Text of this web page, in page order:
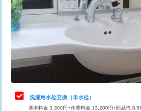
※給水管工事は20mmまでの価格です。
給水管工事※（塩ビ管（VP・HI）使
用/3ｍまで)
給水管工事※（塩ビ管（VP・HI）使
用（追加）/3ｍ超え)
給水管工事※（ライニング鋼管・銅
管・ポリ管・HT管使用/3ｍまで)
給水管工事※（ライニング鋼管・銅
管・ポリ管・HT管使用/3ｍ超え)
カメラ調査
桝清掃
止水・漏水調査・防水処理・清掃・修
理・調整・分解・加工など（軽作業）
止水・漏水調査・防水処理・清掃・修
理・調整・分解・加工など（中作業）
洗濯用水栓交換（単水栓）
基本料金 3,300円+作業料金 13,200円+部品代